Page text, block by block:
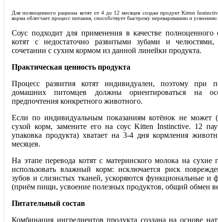
Для полноценного рациона котят от 4 до 12 месяцев создан продукт Kitten
корма облегчает процесс питания, способствует быстрому перевариванию и
Соус подходит для применения в качестве полноценного
котят с недостаточно развитыми зубами и челюстями,
сочетании с сухим кормом из данной линейки продукта.
Практическая ценность продукта
Процесс развития котят индивидуален, поэтому при
домашних питомцев должны ориентироваться на
предпочтения конкретного животного.
Если по индивидуальным показаниям котёнок не может
сухой корм, замените его на соус Kitten Instinctive. 12
упаковка продукта) хватает на 3-4 дня кормления
месяцев.
На этапе перевода котят с материнского молока на сухие
использовать влажный корм: исключается риск
зубов и слизистых тканей, ускоряются функциональные и
(приём пищи, усвоение полезных продуктов, общий обмен
Питательный состав
Комбинация ингредиентов продукта создана на основе